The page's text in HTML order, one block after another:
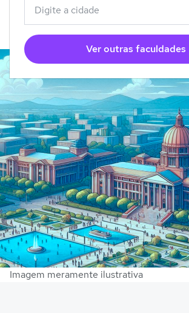
Ver outras faculdades
Imagem meramente ilustrativa